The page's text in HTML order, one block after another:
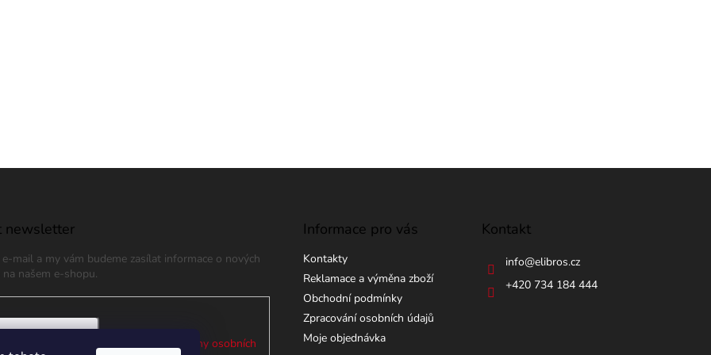
newsletter
mail a my vám budeme zasílat informace o nových
našem e-shopu.
podmínkami ochrany osobních
Informace pro vás
Kontakty
Reklamace a výměna zboží
Obchodní podmínky
Zpracování osobních údajů
Moje objednávka
Kontakt
info@elibros.cz
+420 734 184 444